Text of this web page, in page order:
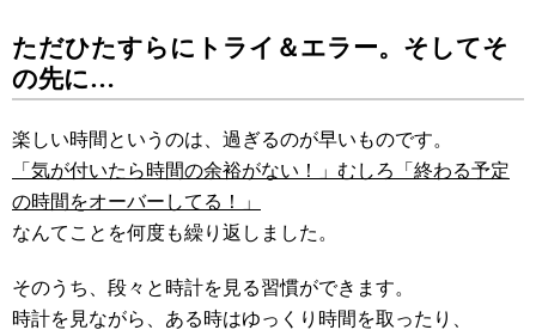
ただひたすらにトライ＆エラー。そしてそ
の先に…
楽しい時間というのは、過ぎるのが早いものです。
「気が付いたら時間の余裕がない！」むしろ「終わる予定
の時間をオーバーしてる！」
なんてことを何度も繰り返しました。
そのうち、段々と時計を見る習慣ができます。
時計を見ながら、ある時はゆっくり時間を取ったり、